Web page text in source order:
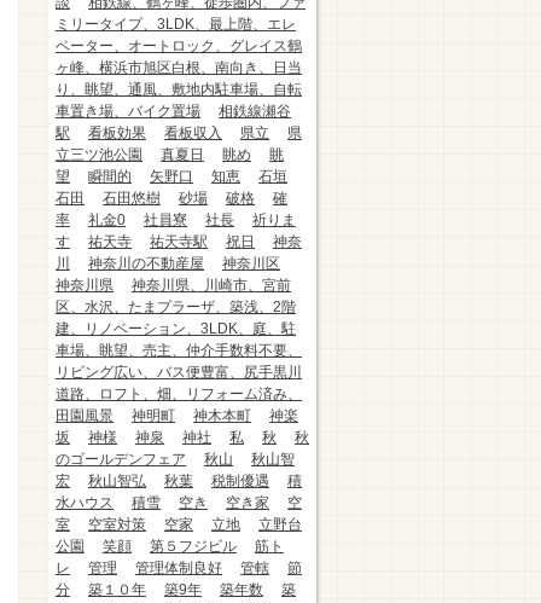
ミリータイプ、3LDK、最上階、エレ
ベーター、オートロック、グレイス鶴
ヶ峰、横浜市旭区白根、南向き、日当
り、眺望、通風、敷地内駐車場、自転
車置き場、バイク置場
相鉄線瀬谷
駅
看板効果 看板収入 県立
県
立三ツ池公園
真夏日 眺め
眺
望
瞬間的 矢野口 知恵
石垣
石田
石田悠樹 砂場 破格
確
率
礼金0 社員寮 社長
祈りま
す
祐天寺 祐天寺駅 祝日
神奈
川
神奈川の不動産屋
神奈川区
神奈川県
神奈川県、川崎市、宮前
区、水沢、たまプラーザ、築浅、2階
建、リノベーション、3LDK、庭、駐
車場、眺望、売主、仲介手数料不要、
リビング広い、バス便豊富、尻手黒川
道路、ロフト、畑、リフォーム済み、
田園風景
神明町 神木本町
神楽
坂
神様 神泉 神社 私 秋
秋
のゴールデンフェア
秋山
秋山智
宏
秋山智弘 秋葉 税制優遇
積
水ハウス
積雪 空き 空き家
空
室
空室対策 空家 立地
立野台
公園
笑顔 第５フジビル
筋ト
レ
管理 管理体制良好 管轄
節
分
築１０年 築9年 築年数
築